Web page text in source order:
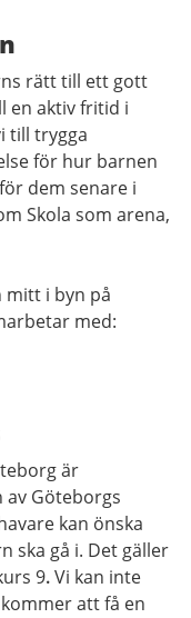
rätt till ett gott
en aktiv fritid i
till trygga
för hur barnen
dem senare i
Skola som arena,
mitt i byn på
med:
är
av Göteborgs
kan önska
ska gå i. Det gäller
9.Vi kan inte
att få en